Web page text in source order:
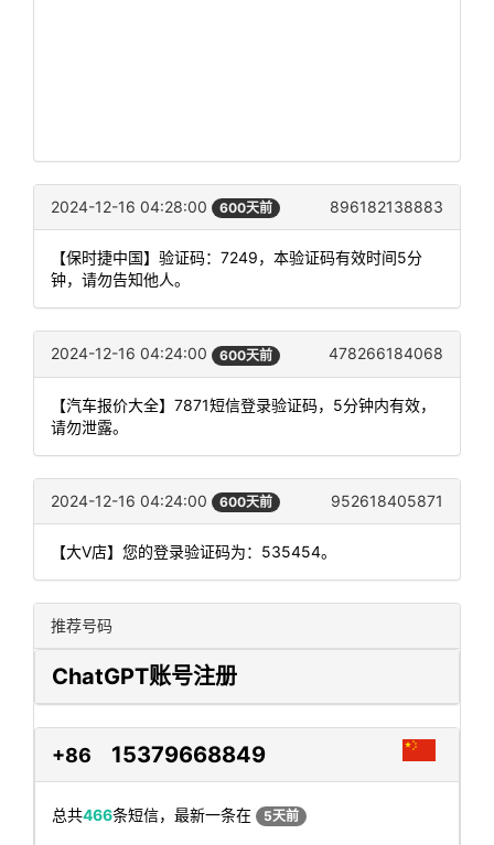
2024-12-16 04:28:00 600天前 896182138883
【保时捷中国】验证码：7249，本验证码有效时间5分
钟，请勿告知他人。
2024-12-16 04:24:00 600天前 478266184068
【汽车报价大全】7871短信登录验证码，5分钟内有效，
请勿泄露。
2024-12-16 04:24:00 600天前 952618405871
【大V店】您的登录验证码为：535454。
推荐号码
ChatGPT账号注册
+86 15379668849
总共466条短信，最新一条在 5天前